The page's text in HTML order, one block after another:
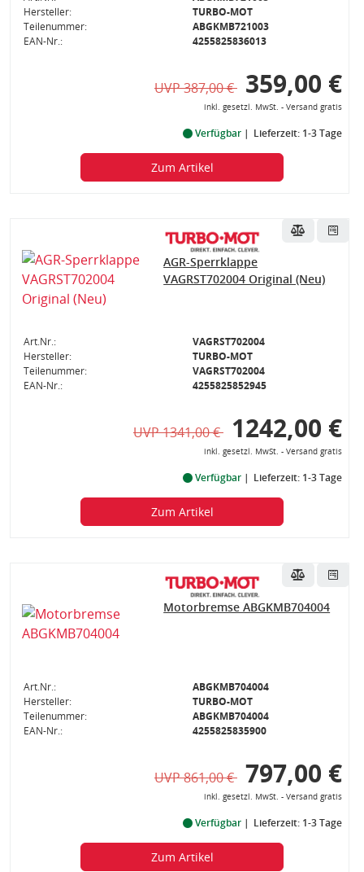
Hersteller:
TURBO-MOT
Teilenummer:
ABGKMB721003
EAN-Nr.:
4255825836013
UVP 387,00 € 359,00 €
inkl. gesetzl. MwSt. - Versand gratis
Verfügbar Lieferzeit: 1-3 Tage
Zum Artikel
AGR-Sperrklappe
VAGRST702004 Original (Neu)
Art.Nr.:
VAGRST702004
Hersteller:
TURBO-MOT
Teilenummer:
VAGRST702004
EAN-Nr.:
4255825852945
UVP 1341,00 € 1242,00 €
inkl. gesetzl. MwSt. - Versand gratis
Verfügbar Lieferzeit: 1-3 Tage
Zum Artikel
Motorbremse ABGKMB704004
Art.Nr.:
ABGKMB704004
Hersteller:
TURBO-MOT
Teilenummer:
ABGKMB704004
EAN-Nr.:
4255825835900
UVP 861,00 € 797,00 €
inkl. gesetzl. MwSt. - Versand gratis
Verfügbar Lieferzeit: 1-3 Tage
Zum Artikel